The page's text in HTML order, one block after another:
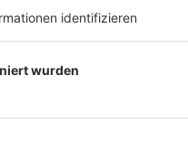
Es läuft: